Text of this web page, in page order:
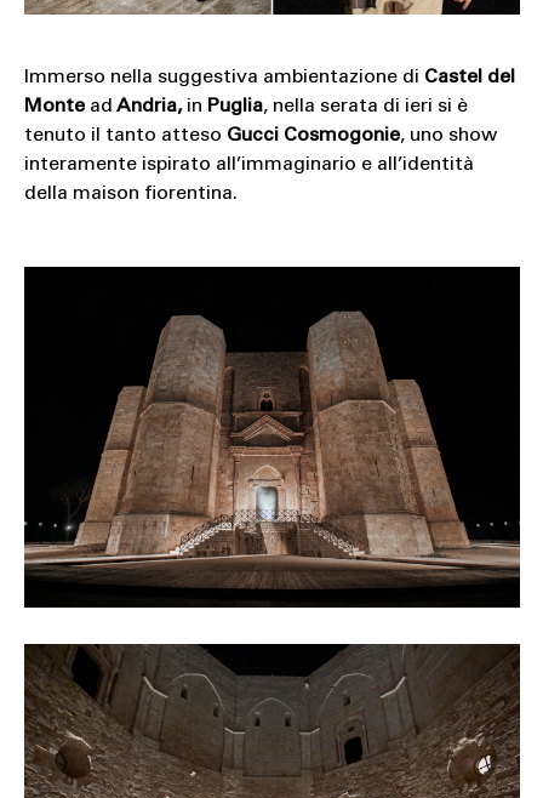
Immerso nella suggestiva ambientazione di Castel del
Monte ad Andria, in Puglia, nella serata di ieri si è
tenuto il tanto atteso Gucci Cosmogonie, uno show
interamente ispirato all’immaginario e all’identità
della maison fiorentina.